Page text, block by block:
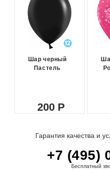
Шар черный
Пастель
200
Гарантия качества и
+7 (495)
Бесплатный